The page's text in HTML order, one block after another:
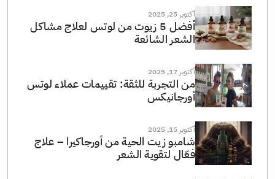
أكتوبر 25, 2025
أفضل 5 زيوت من لوتس لعلاج مشاكل
الشعر الشائعة
أكتوبر 17, 2025
من التجربة للثقة: تقييمات عملاء لوتس
أورجانيكس
أكتوبر 15, 2025
شامبو زيت الحية من أورجاكيرا – علاج
فعّال لتقوية الشعر